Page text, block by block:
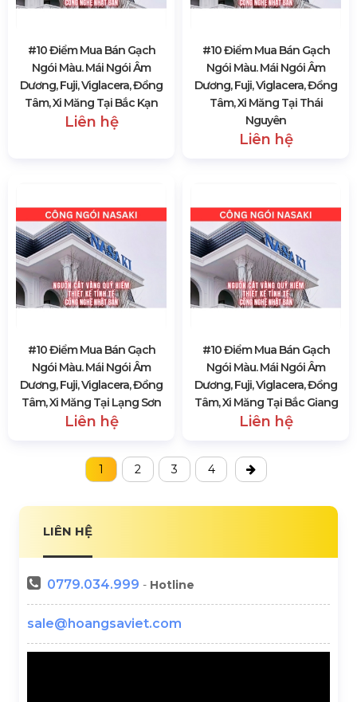
#10 Điểm Mua Bán Gạch
Ngói Màu. Mái Ngói Âm
Dương, Fuji, Viglacera, Đồng
Tâm, Xi Măng Tại Bắc Kạn
Liên hệ
#10 Điểm Mua Bán Gạch
Ngói Màu. Mái Ngói Âm
Dương, Fuji, Viglacera, Đồng
Tâm, Xi Măng Tại Thái
Nguyên
Liên hệ
#10 Điểm Mua Bán Gạch
Ngói Màu. Mái Ngói Âm
Dương, Fuji, Viglacera, Đồng
Tâm, Xi Măng Tại Lạng Sơn
Liên hệ
#10 Điểm Mua Bán Gạch
Ngói Màu. Mái Ngói Âm
Dương, Fuji, Viglacera, Đồng
Tâm, Xi Măng Tại Bắc Giang
Liên hệ
1 2 3 4
LIÊN HỆ
0779.034.999 - Hotline
sale@hoangsaviet.com